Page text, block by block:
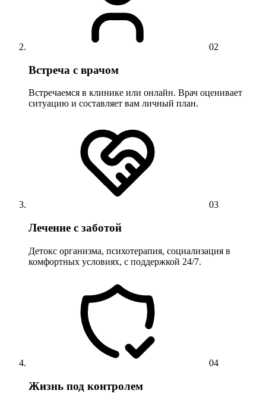
02
Встреча с врачом
Встречаемся в клинике или онлайн. Врач оценивает
ситуацию и составляет вам личный план.
03
Лечение с заботой
Детокс организма, психотерапия, социализация в
комфортных условиях, с поддержкой 24/7.
04
Жизнь под контролем